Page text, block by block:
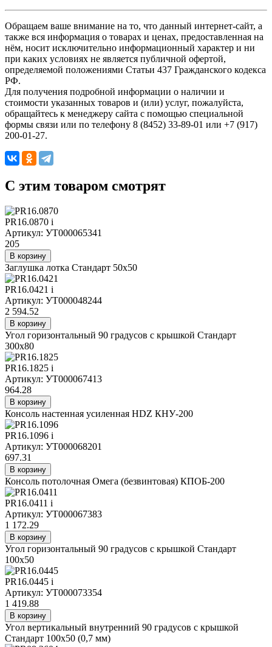
Обращаем ваше внимание на то, что данный интернет-сайт, а
также вся информация о товарах и ценах, предоставленная на
нём, носит исключительно информационный характер и ни
при каких условиях не является публичной офертой,
определяемой положениями Статьи 437 Гражданского кодекса
РФ.
Для получения подробной информации о наличии и
стоимости указанных товаров и (или) услуг, пожалуйста,
обращайтесь к менеджеру сайта с помощью специальной
формы связи или по телефону 8 (8452) 33-89-01 или +7 (917)
200-01-27.
C этим товаром смотрят
PR16.0870 i
Артикул: УТ000065341
205
В корзину
Заглушка лотка Стандарт 50х50
PR16.0421 i
Артикул: УТ000048244
2 594.52
В корзину
Угол горизонтальный 90 градусов с крышкой Стандарт
300х80
PR16.1825 i
Артикул: УТ000067413
964.28
В корзину
Консоль настенная усиленная HDZ КНУ-200
PR16.1096 i
Артикул: УТ000068201
697.31
В корзину
Консоль потолочная Омега (безвинтовая) КПОБ-200
PR16.0411 i
Артикул: УТ000067383
1 172.29
В корзину
Угол горизонтальный 90 градусов с крышкой Стандарт
100х50
PR16.0445 i
Артикул: УТ000073354
1 419.88
В корзину
Угол вертикальный внутренний 90 градусов с крышкой
Стандарт 100х50 (0,7 мм)